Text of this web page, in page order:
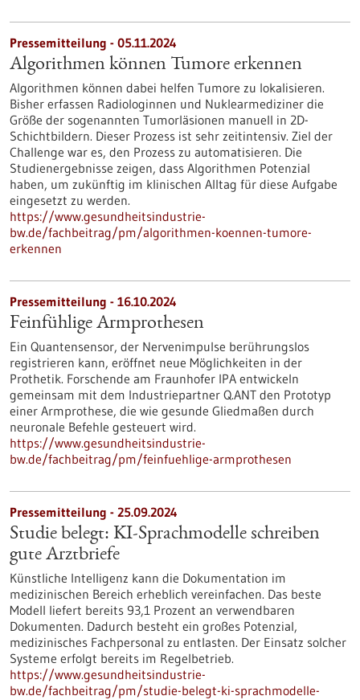
Pressemitteilung - 05.11.2024
Algorithmen können Tumore erkennen
Algorithmen können dabei helfen Tumore zu lokalisieren.
Bisher erfassen Radiologinnen und Nuklearmediziner die
Größe der sogenannten Tumorläsionen manuell in 2D-
Schichtbildern. Dieser Prozess ist sehr zeitintensiv. Ziel der
Challenge war es, den Prozess zu automatisieren. Die
Studienergebnisse zeigen, dass Algorithmen Potenzial
haben, um zukünftig im klinischen Alltag für diese Aufgabe
eingesetzt zu werden.
https://www.gesundheitsindustrie-
bw.de/fachbeitrag/pm/algorithmen-koennen-tumore-
erkennen
Pressemitteilung - 16.10.2024
Feinfühlige Armprothesen
Ein Quantensensor, der Nervenimpulse berührungslos
registrieren kann, eröffnet neue Möglichkeiten in der
Prothetik. Forschende am Fraunhofer IPA entwickeln
gemeinsam mit dem Industriepartner Q.ANT den Prototyp
einer Armprothese, die wie gesunde Gliedmaßen durch
neuronale Befehle gesteuert wird.
https://www.gesundheitsindustrie-
bw.de/fachbeitrag/pm/feinfuehlige-armprothesen
Pressemitteilung - 25.09.2024
Studie belegt: KI-Sprachmodelle schreiben
gute Arztbriefe
Künstliche Intelligenz kann die Dokumentation im
medizinischen Bereich erheblich vereinfachen. Das beste
Modell liefert bereits 93,1 Prozent an verwendbaren
Dokumenten. Dadurch besteht ein großes Potenzial,
medizinisches Fachpersonal zu entlasten. Der Einsatz solcher
Systeme erfolgt bereits im Regelbetrieb.
https://www.gesundheitsindustrie-
bw.de/fachbeitrag/pm/studie-belegt-ki-sprachmodelle-